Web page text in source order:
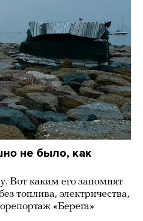
не было, как
Вот каким его запомнят
топлива, электричества,
«Берега»